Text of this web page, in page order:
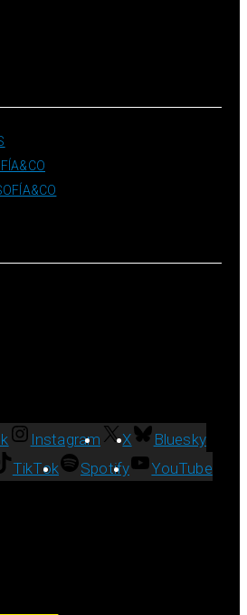
Instagram X
Bluesky
TikTok Spotify YouTube